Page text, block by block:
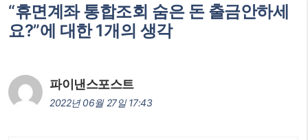
“휴면계좌 통합조회 숨은 돈 출금안하세
요?”에 대한 1개의 생각
파이낸스포스트
2022년 06월 27일 17:43